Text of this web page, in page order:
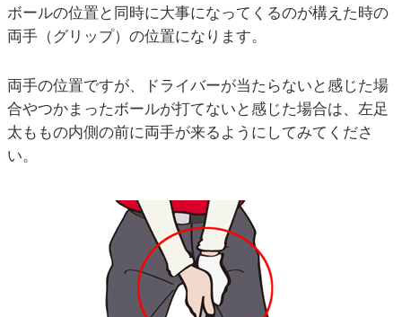
ボールの位置と同時に大事になってくるのが構えた時の
両手（グリップ）の位置になります。
両手の位置ですが、ドライバーが当たらないと感じた場
合やつかまったボールが打てないと感じた場合は、左足
太ももの内側の前に両手が来るようにしてみてくださ
い。